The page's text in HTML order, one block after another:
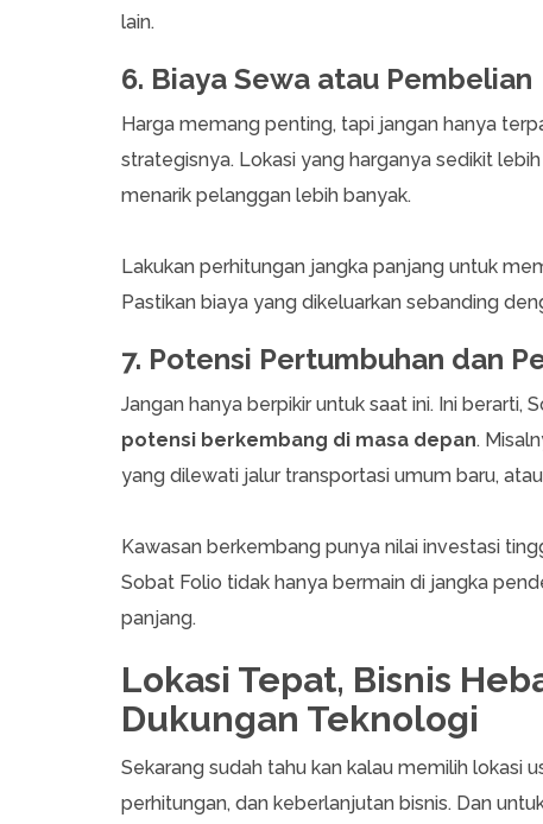
lain.
6. Biaya Sewa atau Pembelian
Harga memang penting, tapi jangan hanya
strategisnya. Lokasi yang harganya sedikit
menarik pelanggan lebih banyak.
Lakukan perhitungan jangka panjang untuk
Pastikan biaya yang dikeluarkan sebanding
7. Potensi Pertumbuhan dan
Jangan hanya berpikir untuk saat ini. Ini berarti,
potensi berkembang di masa depan.
yang dilewati jalur transportasi umum baru,
Kawasan berkembang punya nilai investasi
Sobat Folio tidak hanya bermain di jangka
panjang.
Lokasi Tepat, Bisnis
Dukungan Teknologi
Sekarang sudah tahu kan kalau memilih lokasi
perhitungan, dan keberlanjutan bisnis. Dan